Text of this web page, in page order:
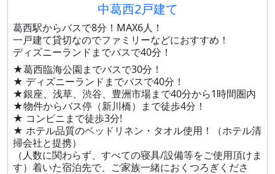
中葛西2戸建て
葛西駅からバスで8分！MAX6人！
一戸建て貸切なのでファミリーなどにおすすめ！
ディズニーランドまでバスで40分！
★葛西臨海公園までバスで30分！
★ ディズニーランドまでバスで40分！
★銀座、浅草、渋谷、豊洲市場まで40分から1時間圏内
★物件からバス停（新川橋）まで徒歩4分！
★ コンビニまで徒歩3分!
★ ホテル品質のベッドリネン・タオル使用！（ホテル清
掃会社と提携）
（人数に関わらず、すべての寝具/設備等をご使用頂けま
す）着いた宿泊先で、ご家族一緒におくつろぎくださ